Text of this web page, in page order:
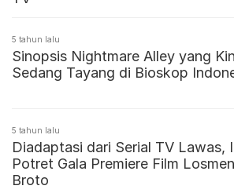
5 tahun lalu
Sinopsis Nightmare Alley yang
Sedang Tayang di Bioskop
5 tahun lalu
Diadaptasi dari Serial TV Lawas,
Potret Gala Premiere Film
Broto